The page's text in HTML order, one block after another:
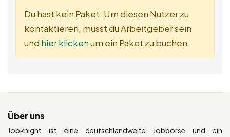
Du hast kein Paket. Um diesen Nutzer zu
kontaktieren, musst du Arbeitgeber sein
und hier klickenum ein Paket zu buchen.
Über uns
Jobknight ist eine deutschlandweite Jobbörse und ein